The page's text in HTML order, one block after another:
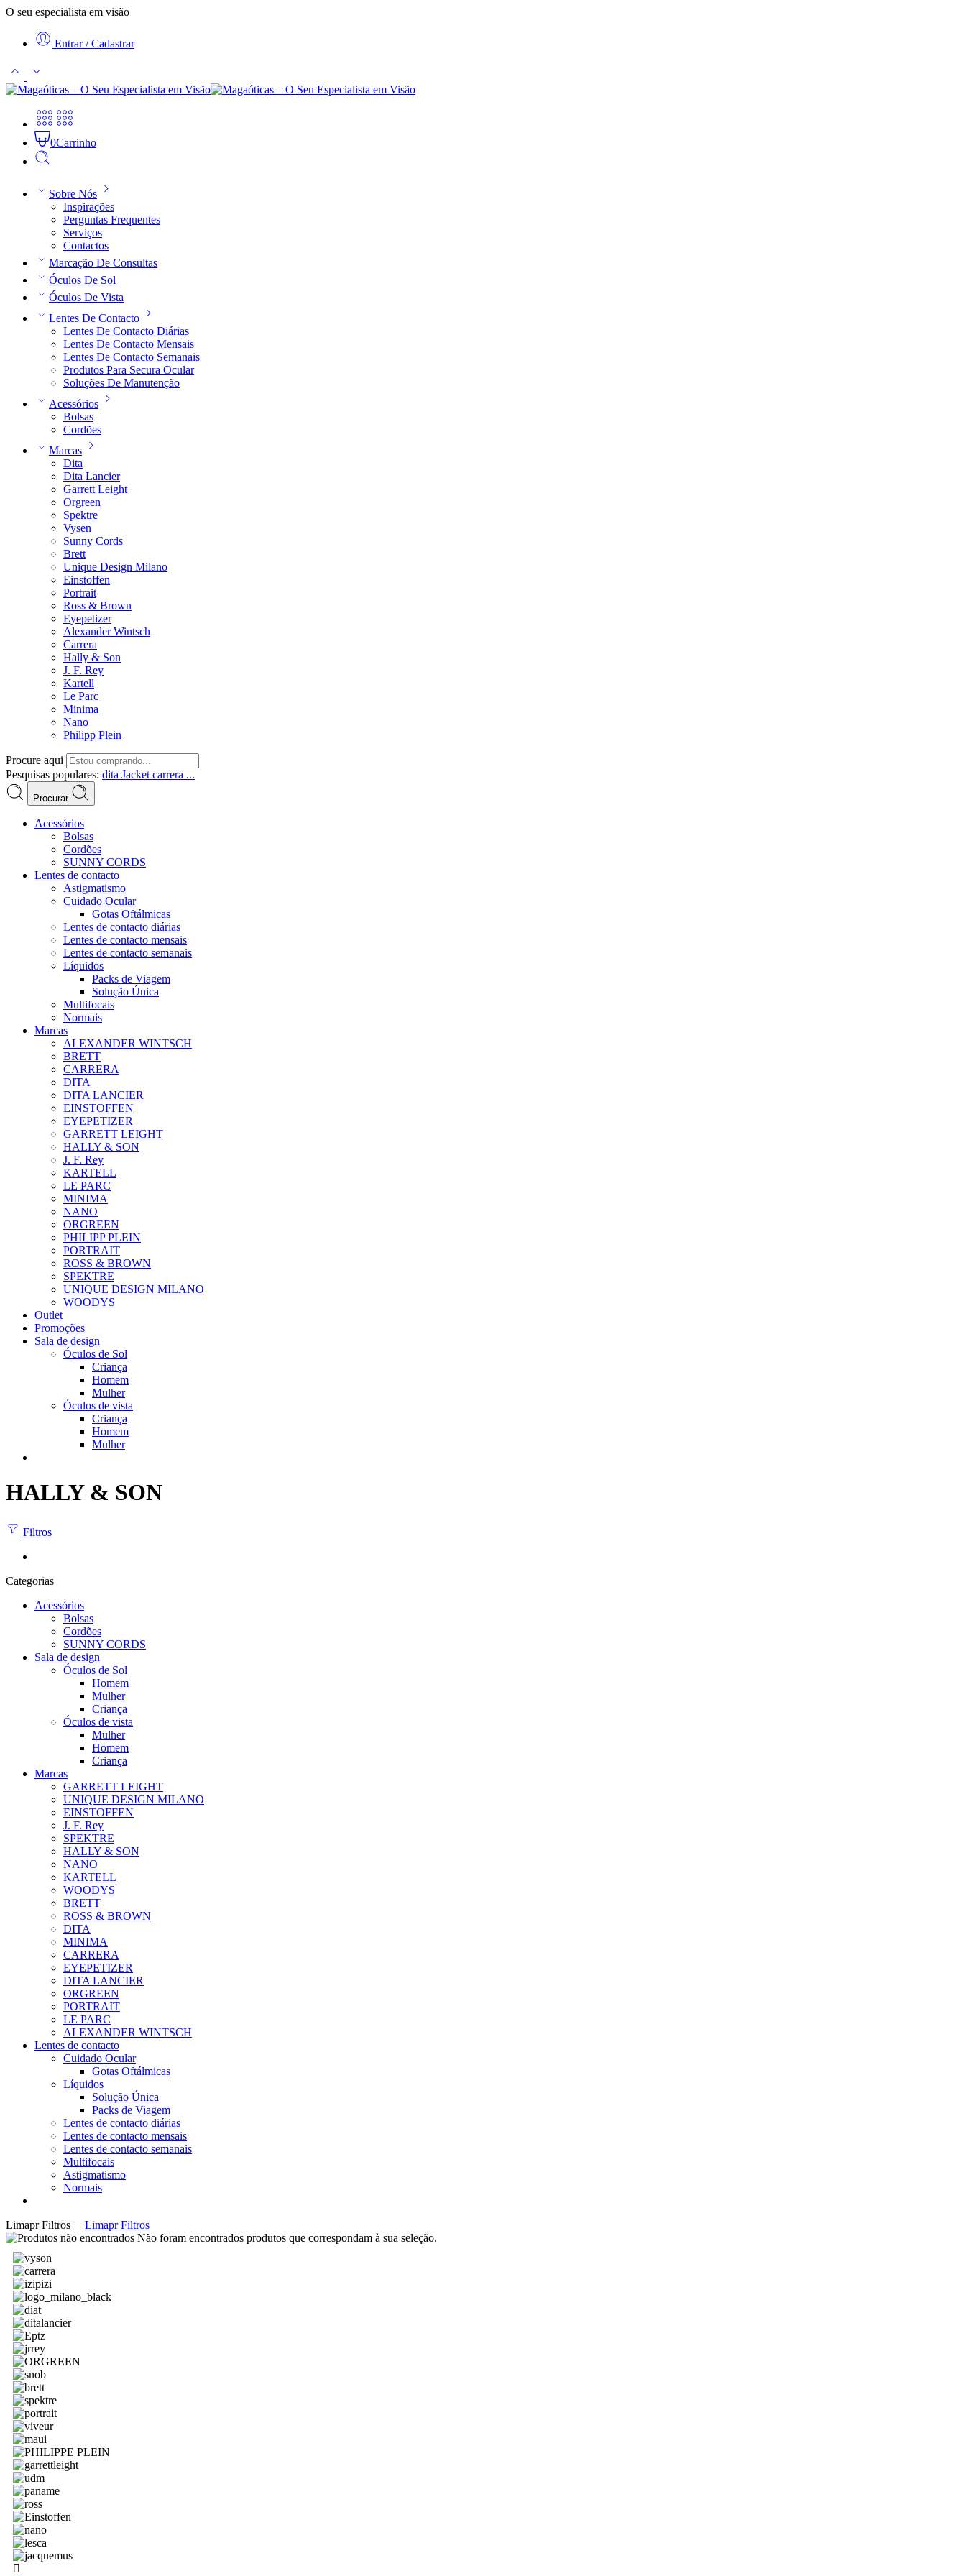
O seu especialista em visão
Entrar / Cadastrar
0Carrinho
Sobre Nós
Inspirações
Perguntas Frequentes
Serviços
Contactos
Marcação De Consultas
Óculos De Sol
Óculos De Vista
Lentes De Contacto
Lentes De Contacto Diárias
Lentes De Contacto Mensais
Lentes De Contacto Semanais
Produtos Para Secura Ocular
Soluções De Manutenção
Acessórios
Bolsas
Cordões
Marcas
Dita
Dita Lancier
Garrett Leight
Orgreen
Spektre
Vysen
Sunny Cords
Brett
Unique Design Milano
Einstoffen
Portrait
Ross & Brown
Eyepetizer
Alexander Wintsch
Carrera
Hally & Son
J. F. Rey
Kartell
Le Parc
Minima
Nano
Philipp Plein
Procure aqui
Pesquisas populares: dita Jacket carrera ...
Procurar
Acessórios
Bolsas
Cordões
SUNNY CORDS
Lentes de contacto
Astigmatismo
Cuidado Ocular
Gotas Oftálmicas
Lentes de contacto diárias
Lentes de contacto mensais
Lentes de contacto semanais
Líquidos
Packs de Viagem
Solução Única
Multifocais
Normais
Marcas
ALEXANDER WINTSCH
BRETT
CARRERA
DITA
DITA LANCIER
EINSTOFFEN
EYEPETIZER
GARRETT LEIGHT
HALLY & SON
J. F. Rey
KARTELL
LE PARC
MINIMA
NANO
ORGREEN
PHILIPP PLEIN
PORTRAIT
ROSS & BROWN
SPEKTRE
UNIQUE DESIGN MILANO
WOODYS
Outlet
Promoções
Sala de design
Óculos de Sol
Criança
Homem
Mulher
Óculos de vista
Criança
Homem
Mulher
HALLY & SON
Filtros
Categorias
Acessórios
Bolsas
Cordões
SUNNY CORDS
Sala de design
Óculos de Sol
Homem
Mulher
Criança
Óculos de vista
Mulher
Homem
Criança
Marcas
GARRETT LEIGHT
UNIQUE DESIGN MILANO
EINSTOFFEN
J. F. Rey
SPEKTRE
HALLY & SON
NANO
KARTELL
WOODYS
BRETT
ROSS & BROWN
DITA
MINIMA
CARRERA
EYEPETIZER
DITA LANCIER
ORGREEN
PORTRAIT
LE PARC
ALEXANDER WINTSCH
Lentes de contacto
Cuidado Ocular
Gotas Oftálmicas
Líquidos
Solução Única
Packs de Viagem
Lentes de contacto diárias
Lentes de contacto mensais
Lentes de contacto semanais
Multifocais
Astigmatismo
Normais
Limapr Filtros
Limapr Filtros
Não foram encontrados produtos que correspondam à sua seleção.